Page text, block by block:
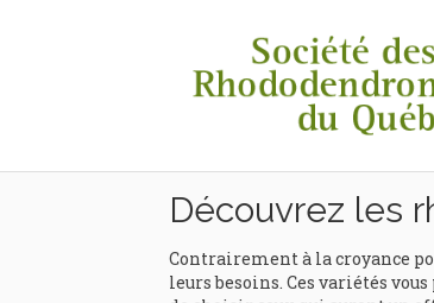
Découvrez les
Contrairement à la croyance
leurs besoins. Ces variétés